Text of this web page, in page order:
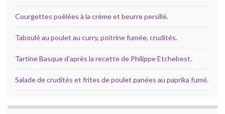
Courgettes poêlées à la crème et beurre persillé.
Taboulé au poulet au curry, poitrine fumée, crudités.
Tartine Basque d’après la recette de Philippe Etchebest.
Salade de crudités et frites de poulet panées au paprika fumé.